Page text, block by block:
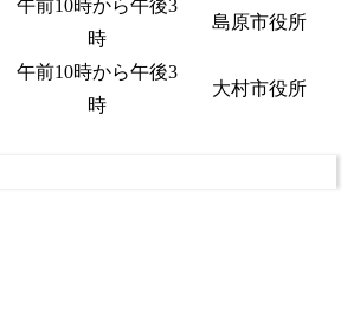
午前10時から午後3
時
島原市役所
午前10時から午後3
時
大村市役所